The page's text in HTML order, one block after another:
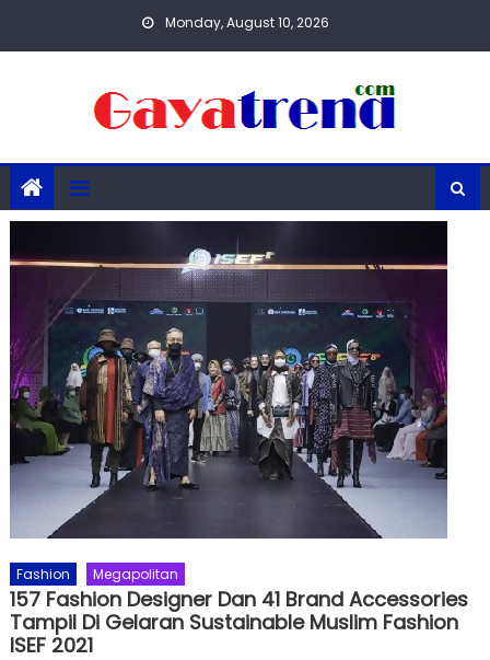
Monday, August 10, 2026
Fashion Megapolitan
157 Fashion Designer Dan 41 Brand Accessories
Tampil Di Gelaran Sustainable Muslim Fashion
ISEF 2021